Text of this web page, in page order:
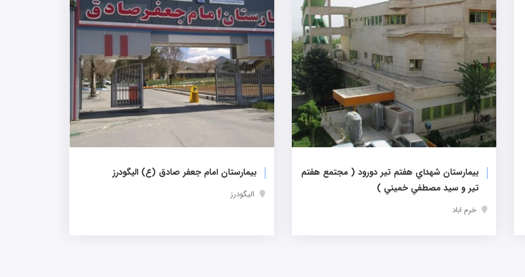
بیمارستان شهداي هفتم تير دورود ( مجتمع هفتم
تير و سيد مصطفي خميني )
خرم اباد
بیمارستان امام جعفر صادق (ع) اليگودرز
اليگودرز